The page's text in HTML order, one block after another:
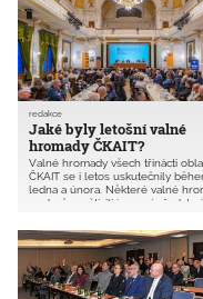
Jaké byly letošní valné
hromady ČKAIT?
redakce
Valné hromady všech třinácti
ČKAIT se i letos uskutečnily
ledna a února. Některé valné
osobně navštívili i vysocí
v Jihlavě se jednání zúčastnil
Senátu ČR, v Pardubicích hejtman
kraje, v Českých Budějovicích
primátorka města, v Ostravě
především vysocí zástupci
záchranného sboru.